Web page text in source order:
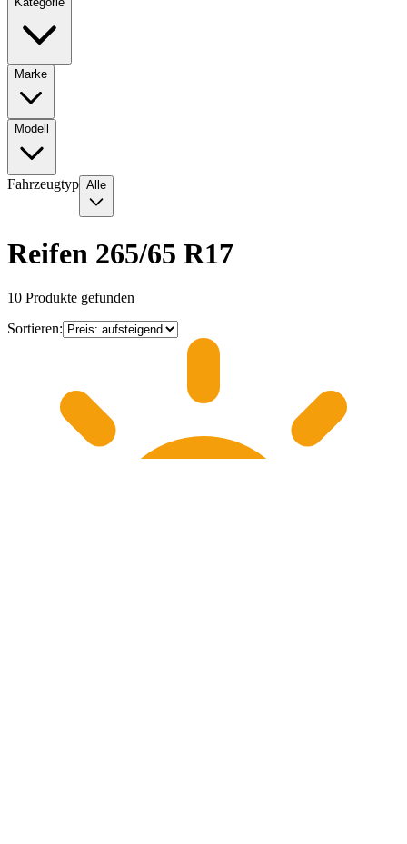
Marke
Modell
Fahrzeugtyp Alle
Reifen 265/65 R17
10 Produkte gefunden
Sortieren: